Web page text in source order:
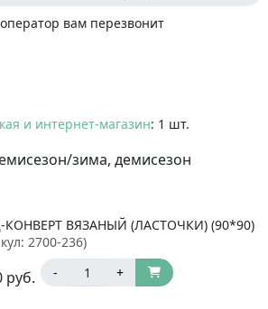
вам перезвонит
и интернет-магазин: 1 шт.
зима, демисезон
КОНВЕРТ ВЯЗАНЫЙ (ЛАСТОЧКИ) (90*90)
2700-236)
руб. - +